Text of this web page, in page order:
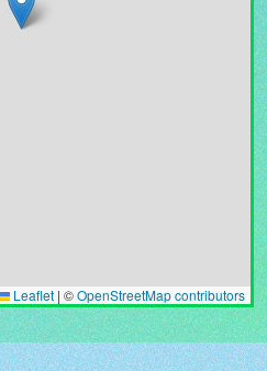
Leaflet | ©OpenStreetMap contributors